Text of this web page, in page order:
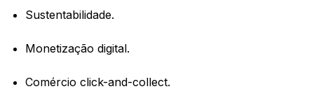
Sustentabilidade.
Monetização digital.
Comércio click-and-collect.